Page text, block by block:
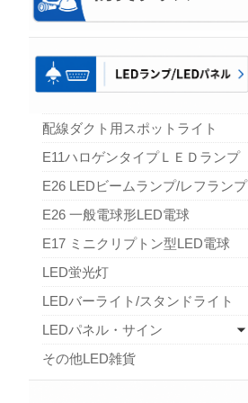
配線ダクト用スポットライト
E11ハロゲンタイプＬＥＤランプ
E26 LEDビームランプ/レフランプ
E26 一般電球形LED電球
E17 ミニクリプトン型LED電球
LED蛍光灯
LEDバーライト/スタンドライト
LEDパネル・サイン
その他LED雑貨